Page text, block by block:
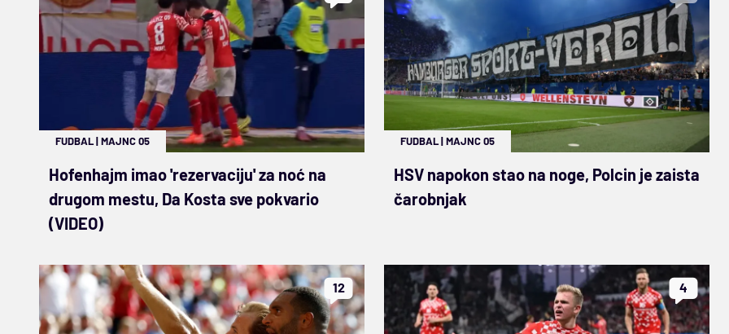
FUDBAL|MAJNC 05
Hofenhajm imao 'rezervaciju' za noć na
drugom mestu, Da Kosta sve pokvario
(VIDEO)
FUDBAL|MAJNC 05
HSV napokon stao na noge, Polcin je zaista
čarobnjak
12 4